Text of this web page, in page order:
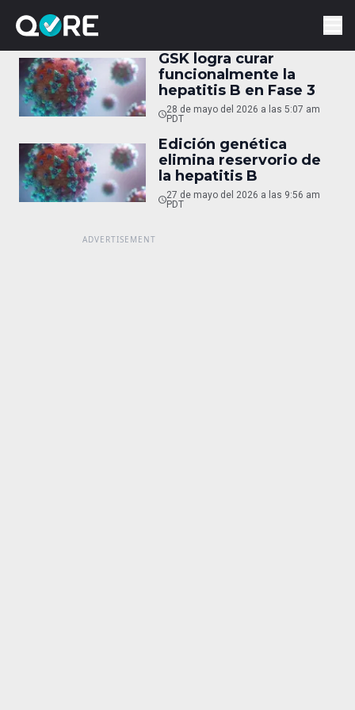
GSK logra curar
funcionalmente la
hepatitis B en Fase 3
28 de mayo del 2026 a las 5:07 am
PDT
Edición genética
elimina reservorio de
la hepatitis B
27 de mayo del 2026 a las 9:56 am
PDT